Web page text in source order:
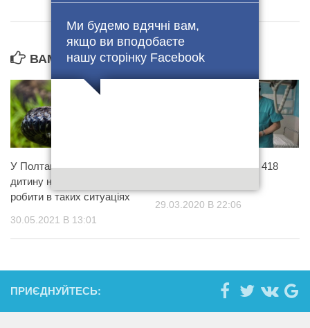
Ми будемо вдячні вам,
якщо ви вподобаєте
нашу сторінку Facebook
ВАМ ТАКОЖ МОЖЕ БУТИ ЦІКАВО...
У Полтаві змія вкусила
дитину на вулиці: що
робити в таких ситуаціях
30.05.2021 В 13:01
В Україні зафіксовано 418
29.03.2020 В 22:06
ПРИЄДНУЙТЕСЬ: